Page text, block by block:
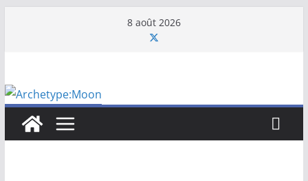
8 août 2026